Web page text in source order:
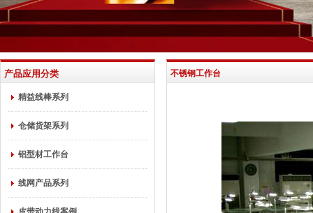
产品应用分类
精益线棒系列
仓储货架系列
铝型材工作台
线网产品系列
不锈钢工作台